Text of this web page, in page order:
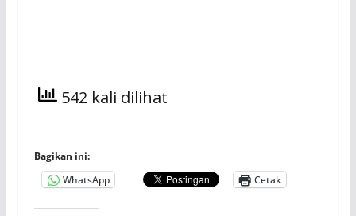
542 kali dilihat
Bagikan ini:
WhatsApp
Cetak